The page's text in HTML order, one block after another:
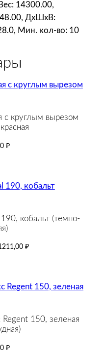
14300.00,
ДxШxВ:
Мин. кол-во: 10
с круглым вырезом
₽
кобальт (темно-
₽
Regent 150, зеленая
₽